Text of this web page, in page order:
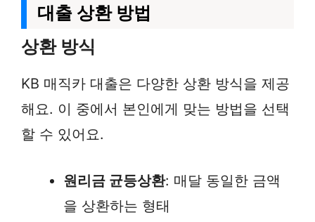
대출 상환 방법
상환 방식
KB 매직카 대출은 다양한 상환 방식을 제공
해요. 이 중에서 본인에게 맞는 방법을 선택
할 수 있어요.
원리금 균등상환: 매달 동일한 금액
을 상환하는 형태